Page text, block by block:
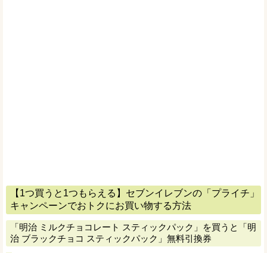
【1つ買うと1つもらえる】セブンイレブンの「プライチ」
キャンペーンでおトクにお買い物する方法
「明治 ミルクチョコレート スティックパック」を買うと「明
治 ブラックチョコ スティックパック」無料引換券